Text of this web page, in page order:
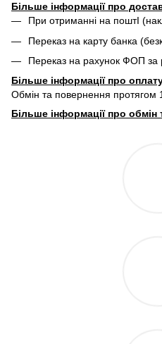
Більше інформації про
При отриманні на поштІ
Переказ на карту банка
Переказ на рахунок ФОП за
Більше інформації про
Обмін та повернення протягом
Більше інформації про обмін